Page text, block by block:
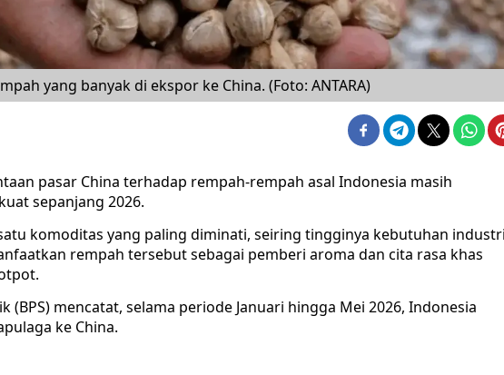
yang banyak di ekspor ke China. (Foto: ANTARA)
pasar China terhadap rempah-rempah asal Indonesia masih
sepanjang 2026.
komoditas yang paling diminati, seiring tingginya kebutuhan industri
rempah tersebut sebagai pemberi aroma dan cita rasa khas
(BPS) mencatat, selama periode Januari hingga Mei 2026, Indonesia
ke China.